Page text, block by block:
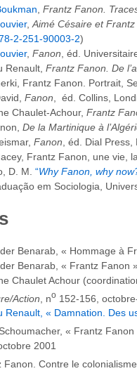
Frantz Fanon.
, Aimé Césaire et
2-251-90003-2)
, Fanon , éd.
Renault, Frantz Fanon. De
Frantz Fanon. Portrait,
Fanon , éd. Collins,
Chaulet-Achour, Frantz
De la Martinique à
Fanon , éd. Dial
Frantz Fanon, une vie,
D. M. “Why Fanon, why
em Sociologia,
Benarab, « Hommage à
Benarab, « Frantz Fanon
Chaulet Achour
Action , no 152-156,
Renault, « Damnation. Des
« Frantz
2001
Fanon. Contre le